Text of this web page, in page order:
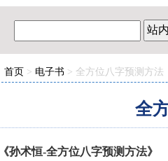
站
首页 > 电子书 > 全方位八字预测方法
全
《孙术恒-全方位八字预测方法》